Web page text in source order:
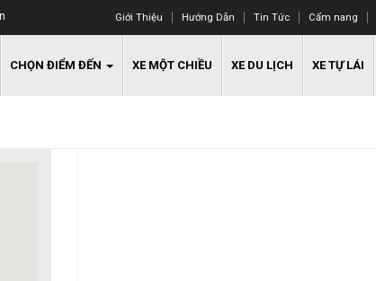
Giới Thiệu Hướng Dẫn Tin Tức Cẩm nang
CHỌN ĐIỂM ĐẾN XE MỘT CHIỀU XE DU LỊCH XE TỰ LÁI